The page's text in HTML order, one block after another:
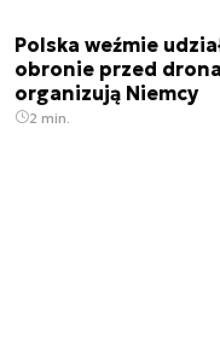
Polska weźmie
obronie przed
organizują Niemcy
2 min.